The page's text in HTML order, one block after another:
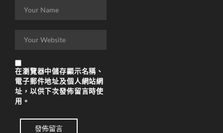
在瀏覽器中儲存顯示名稱、
電子郵件地址及個人網站網
址，以供下次發佈留言時使
用。
發佈留言